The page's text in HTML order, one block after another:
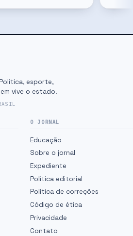
esporte,
vive o estado.
O JORNAL
Educação
Sobre o jornal
Expediente
Política editorial
Política de correções
Código de ética
Privacidade
Contato